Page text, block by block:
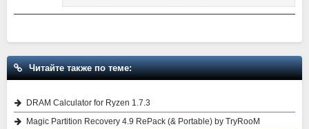
Читайте также по теме:
DRAM Calculator for Ryzen 1.7.3
Magic Partition Recovery 4.9 RePack (& Portable) by TryRooM